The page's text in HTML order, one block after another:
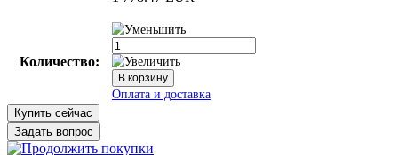
Количество:
Купить сейчас
Задать вопрос